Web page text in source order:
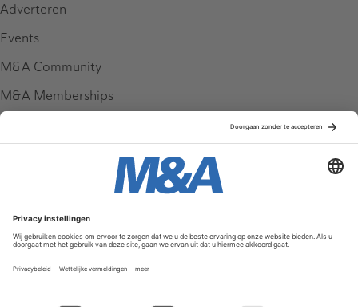
Adverteren
Events
M&A Community
M&A Memberships
Service & Contact
Contact
FAQ